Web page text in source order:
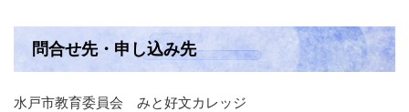
問合せ先・申し込み先
水戸市教育委員会 みと好文カレッジ